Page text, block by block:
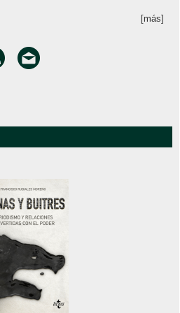
[más]